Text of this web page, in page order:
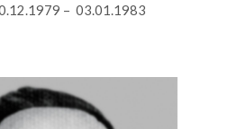
– 03.01.1983